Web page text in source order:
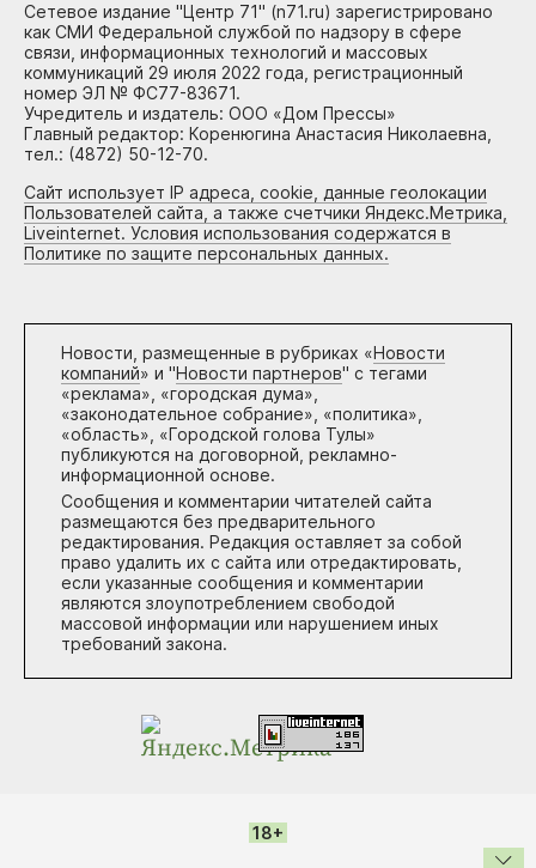
Сетевое издание "Центр 71" (n71.ru) зарегистрировано
как СМИ Федеральной службой по надзору в сфере
связи, информационных технологий и массовых
коммуникаций 29 июля 2022 года, регистрационный
номер ЭЛ № ФС77-83671.
Учредитель и издатель: ООО «Дом Прессы»
Главный редактор: Коренюгина Анастасия Николаевна,
тел.: (4872) 50-12-70.
Сайт использует IP адреса, cookie, данные геолокации
Пользователей сайта, а также счетчики Яндекс.Метрика,
Liveinternet. Условия использования содержатся в
Политике по защите персональных данных.
Новости, размещенные в рубриках «Новости
компаний» и "Новости партнеров" с тегами
«реклама», «городская дума»,
«законодательное собрание», «политика»,
«область», «Городской голова Тулы»
публикуются на договорной, рекламно-
информационной основе.
Сообщения и комментарии читателей сайта
размещаются без предварительного
редактирования. Редакция оставляет за собой
право удалить их с сайта или отредактировать,
если указанные сообщения и комментарии
являются злоупотреблением свободой
массовой информации или нарушением иных
требований закона.
18+